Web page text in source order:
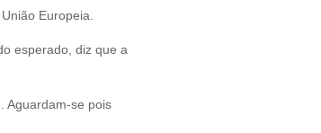
Europeia.
esperado, diz que a
Aguardam-se pois